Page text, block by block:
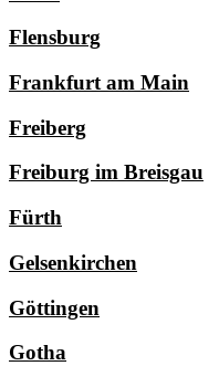
Flensburg
Frankfurt am Main
Freiberg
Freiburg im Breisgau
Fürth
Gelsenkirchen
Göttingen
Gotha